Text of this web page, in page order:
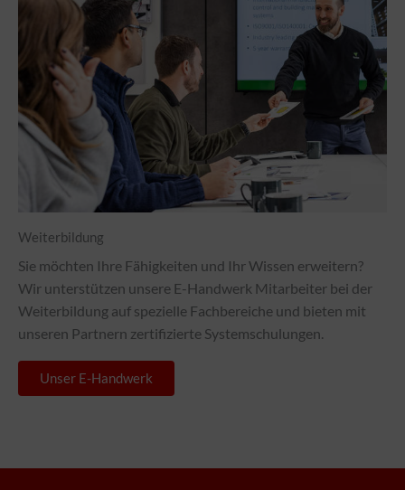
Weiterbildung
Sie möchten Ihre Fähigkeiten und Ihr Wissen erweitern?
Wir unterstützen unsere E-Handwerk Mitarbeiter bei der
Weiterbildung auf spezielle Fachbereiche und bieten mit
unseren Partnern zertifizierte Systemschulungen.
Unser E-Handwerk